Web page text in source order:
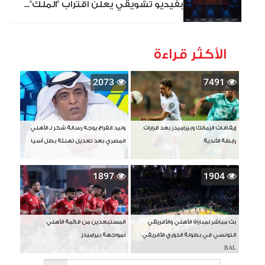
بفيديو تشويقي يعلن اقتراب "الملك"...
الأكثر قراءة
7491
إيقافات الزمالك وبيراميدز بعد قرارات
رابطة الأندية
2073
وليد الفراج يوجه رسالة شكر لـ الأهلي
المصري بعد تعديل تهنئة بطل آسيا
1904
بث مباشر لمباراة الأهلي والأفريقي
التونسي في بطولة الدوري الأفريقي
BAL
1897
المستبعدين من قائمة الأهلي
لمواجهة بيراميدز